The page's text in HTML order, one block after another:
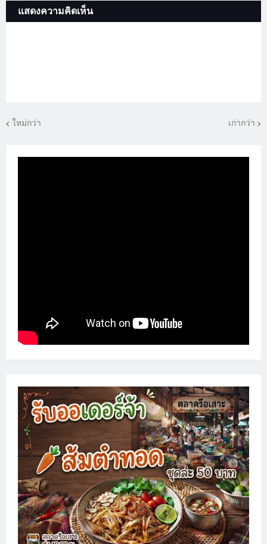
แสดงความคิดเห็น
ใหม่กว่า เก่ากว่า